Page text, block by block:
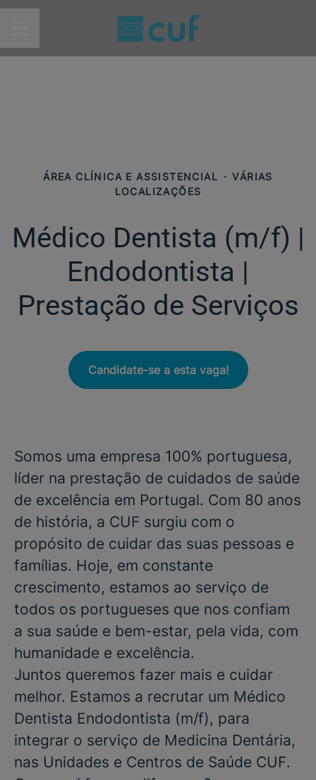
MENU DE CARREIRAS
ÁREA CLÍNICA E ASSISTENCIAL · VÁRIAS
LOCALIZAÇÕES
Médico Dentista (m/f) |
Endodontista |
Prestação de Serviços
Candidate-se a esta vaga!
Somos uma empresa 100% portuguesa,
líder na prestação de cuidados de saúde
de excelência em Portugal. Com 80 anos
de história, a CUF surgiu com o
propósito de cuidar das suas pessoas e
famílias. Hoje, em constante
crescimento, estamos ao serviço de
todos os portugueses que nos confiam
a sua saúde e bem-estar, pela vida, com
humanidade e excelência.
Juntos queremos fazer mais e cuidar
melhor. Estamos a recrutar um Médico
Dentista Endodontista (m/f), para
integrar o serviço de Medicina Dentária,
nas Unidades e Centros de Saúde CUF.